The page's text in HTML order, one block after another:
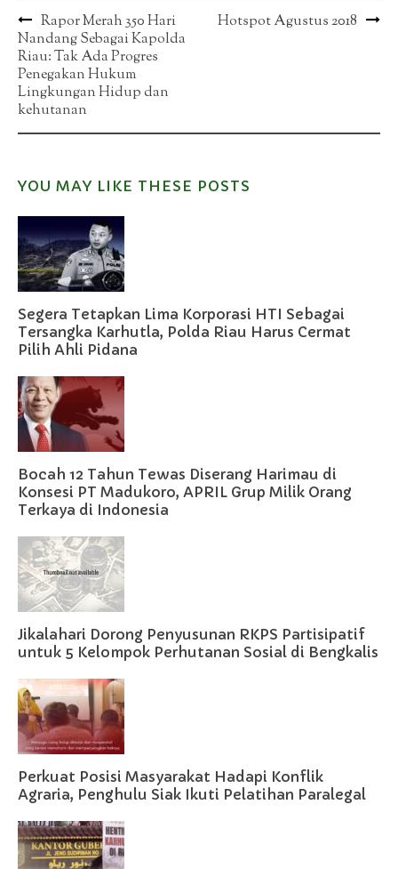
Post
navigation
Rapor Merah 350 Hari
Nandang Sebagai Kapolda
Riau: Tak Ada Progres
Penegakan Hukum
Lingkungan Hidup dan
kehutanan
Hotspot Agustus 2018
YOU MAY LIKE THESE POSTS
Segera Tetapkan Lima Korporasi HTI Sebagai
Tersangka Karhutla, Polda Riau Harus Cermat
Pilih Ahli Pidana
Bocah 12 Tahun Tewas Diserang Harimau di
Konsesi PT Madukoro, APRIL Grup Milik Orang
Terkaya di Indonesia
Jikalahari Dorong Penyusunan RKPS Partisipatif
untuk 5 Kelompok Perhutanan Sosial di Bengkalis
Perkuat Posisi Masyarakat Hadapi Konflik
Agraria, Penghulu Siak Ikuti Pelatihan Paralegal